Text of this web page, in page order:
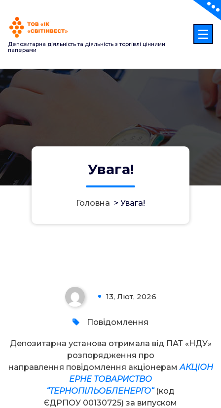
контенту
Депозитарна діяльність та діяльність з торгівлі цінними
паперами
Увага!
Головна > Увага!
13, Лют, 2026
Повідомлення
Депозитарна установа отримала від ПАТ «НДУ»
розпорядження про
направлення повідомлення акціонерам АКЦІОН
ЕРНЕ ТОВАРИСТВО
“ТЕРНОПІЛЬОБЛЕНЕРГО“ (код
ЄДРПОУ 00130725) за випуском